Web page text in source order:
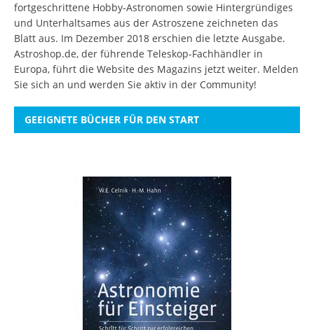
fortgeschrittene Hobby-Astronomen sowie Hintergründiges
und Unterhaltsames aus der Astroszene zeichneten das
Blatt aus. Im Dezember 2018 erschien die letzte Ausgabe.
Astroshop.de, der führende Teleskop-Fachhändler in
Europa, führt die Website des Magazins jetzt weiter. Melden
Sie sich an und werden Sie aktiv in der Community!
GEEIGNETE BÜCHER FÜR DEN START